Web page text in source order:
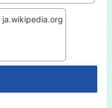
提言する
活力を
ja.wikipedia.org